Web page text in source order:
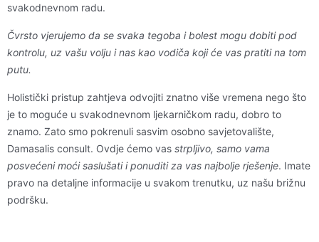
svakodnevnom radu.
Čvrsto vjerujemo da se svaka tegoba i bolest mogu dobiti pod
kontrolu, uz vašu volju i nas kao vodiča koji će vas pratiti na tom
putu.
Holistički pristup zahtjeva odvojiti znatno više vremena nego što
je to moguće u svakodnevnom ljekarničkom radu, dobro to
znamo. Zato smo pokrenuli sasvim osobno savjetovalište,
Damasalis consult. Ovdje ćemo vas strpljivo, samo vama
posvećeni moći saslušati i ponuditi za vas najbolje rješenje. Imate
pravo na detaljne informacije u svakom trenutku, uz našu brižnu
podršku.